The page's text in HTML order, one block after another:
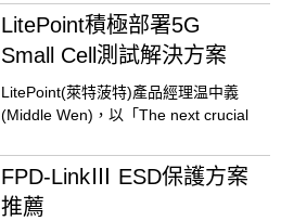
LitePoint積極部署5G
Small Cell測試解決方案
LitePoint(萊特菠特)產品經理温中義
(Middle Wen)，以「The next crucial
FPD-LinkⅢ ESD保護方案
推薦